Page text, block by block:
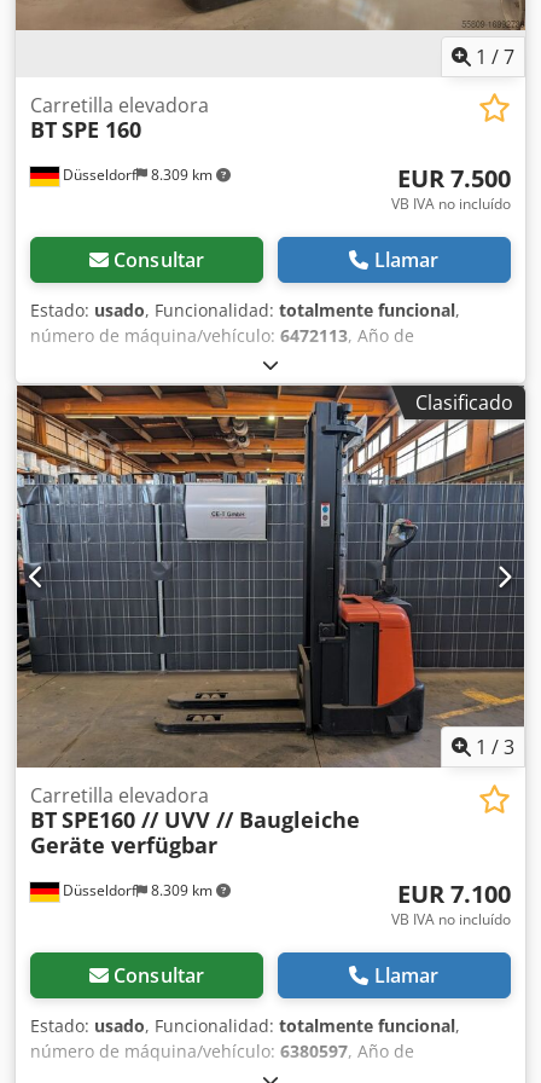
1 /7
Düsseldorf 8.309 km
Carretilla elevadora
BTSPE 160
EUR 7.500
VB IVA no incluído
Consultar Llamar
Estado: usado, Funcionalidad: totalmente funcional,
número de máquina/vehículo: 6472113, Año de
, horas de funcionamiento:
capacidad de carga:1.600 kg, altura de elevación:4.500
mm, ascensor libre:1.500 mm, tipo de combustible:
eléctrico, tipo de mástil:triple, altura de construcción:
2.070 mm, longitud de la horquilla: 1.150 mm, tipo de
accionamiento:Elektro, Carretilla elevadora Número de
chasis: 6472113 Tipo de mástil: Triplex Estado técnico:
bueno Voltios de la batería: 24V Batería Ah: 300Ah Año de
construcción de la batería: 2017 Descripción: BT SPE 160
No.: M0535 Año de construcción: 2017 Horas de
funcionamiento: 5.981 El dispositivo es visualmente y
técnicamente en buenas condiciones. Sujeto a errores y
venta previa. Si no ha encontrado su camión, póngase en
contacto con nosotros. Tenemos una gran selección de
otros camiones en el sitio. Servo, plataforma (plegable)
Credpfx Acjuhwtajnof
Clasificado
1 /3
Düsseldorf 8.309 km
Carretilla elevadora
BTSPE160 // UVV // Baugleiche
Geräte verfügbar
EUR 7.100
VB IVA no incluído
Consultar Llamar
Estado: usado, Funcionalidad: totalmente funcional,
número de máquina/vehículo: 6380597, Año de
, horas de funcionamiento: